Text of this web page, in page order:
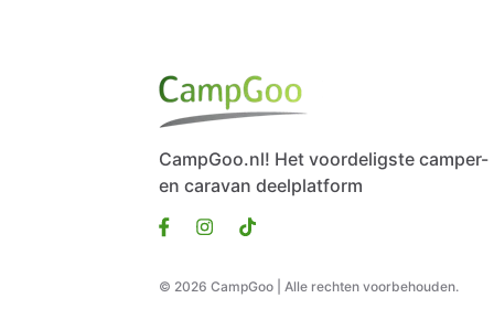
CampGoo.nl! Het voordeligste camper-
en caravan deelplatform
© 2026 CampGoo | Alle rechten voorbehouden.